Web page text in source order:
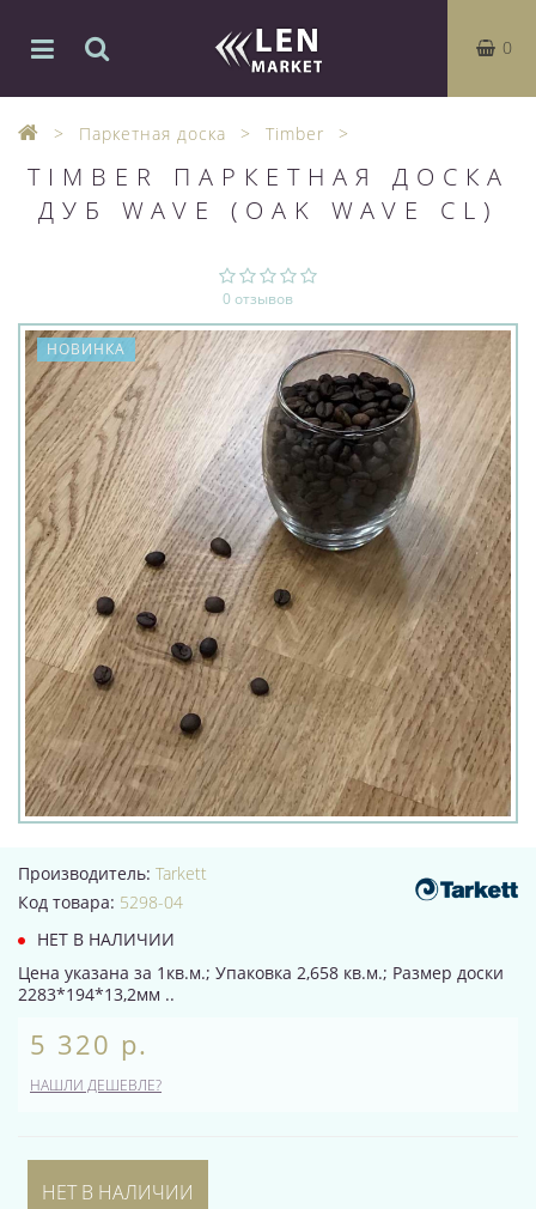
0
Паркетная доска Timber
TIMBER ПАРКЕТНАЯ ДОСКА
ДУБ WAVE (OAK WAVE CL)
0 отзывов
НОВИНКА
Производитель: Tarkett
Код товара: 5298-04
НЕТ В НАЛИЧИИ
Цена указана за 1кв.м.; Упаковка 2,658 кв.м.; Размер доски
2283*194*13,2мм ..
5 320 р.
НАШЛИ ДЕШЕВЛЕ?
НЕТ В НАЛИЧИИ